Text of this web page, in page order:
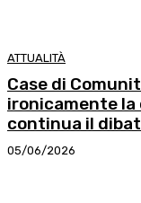
ATTUALITÀ
Case di
ironicamente la
continua il
05/06/2026